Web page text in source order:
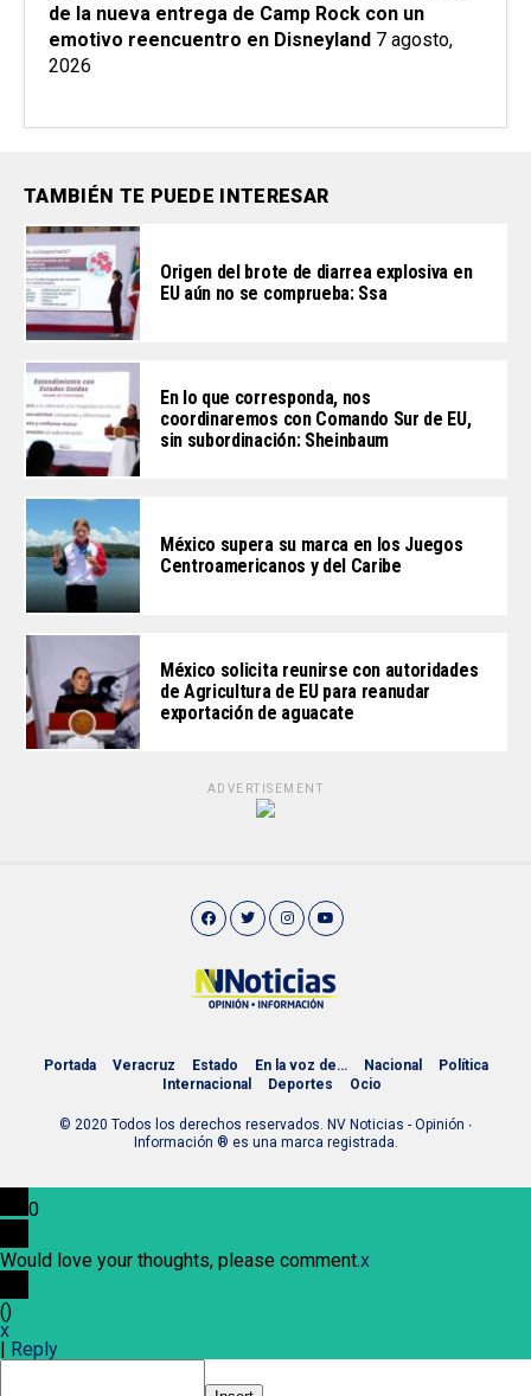
de la nueva entrega de Camp Rock con un
emotivo reencuentro en Disneyland 7 agosto,
2026
TAMBIÉN TE PUEDE INTERESAR
Origen del brote de diarrea explosiva en
EU aún no se comprueba: Ssa
En lo que corresponda, nos
coordinaremos con Comando Sur de EU,
sin subordinación: Sheinbaum
México supera su marca en los Juegos
Centroamericanos y del Caribe
México solicita reunirse con autoridades
de Agricultura de EU para reanudar
exportación de aguacate
ADVERTISEMENT
Portada Veracruz Estado En la voz de… Nacional
Política
Internacional
Deportes Ocio
© 2020 Todos los derechos reservados. NV Noticias - Opinión ∙
Información ® es una marca registrada.
0
Would love your thoughts, please comment.x
()
x
Reply